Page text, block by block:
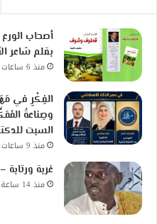
أصحاب
بقلم شاعر
منذ 6 ساعات
الفِكْرِ في
وصِناعةُ
السبت
منذ 9 ساعات
غربة
منذ 14 ساعة